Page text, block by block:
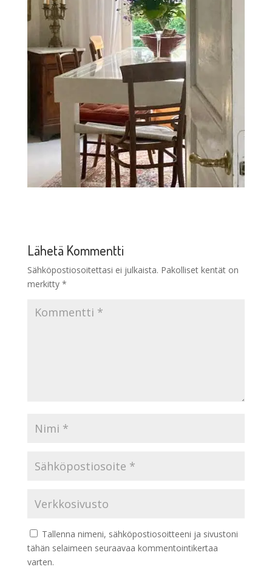
Lähetä Kommentti
Sähköpostiosoitettasi ei julkaista. Pakolliset kentät on
merkitty *
Tallenna nimeni, sähköpostiosoitteeni ja sivustoni
tähän selaimeen seuraavaa kommentointikertaa
varten.